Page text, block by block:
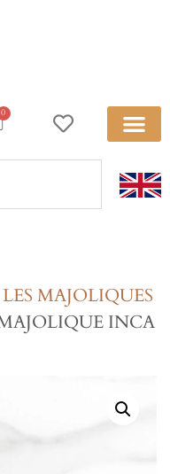
0
LES MAJOLIQUES
INCA